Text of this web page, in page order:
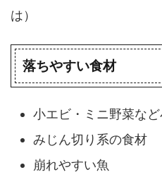
は）
落ちやすい食材
小エビ・ミニ野菜な
みじん切り系の食材
崩れやすい魚